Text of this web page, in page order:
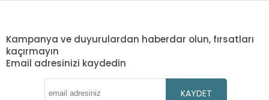
Kampanya ve duyurulardan haberdar olun, fırsatları
kaçırmayın
Email adresinizi kaydedin
KAYDET